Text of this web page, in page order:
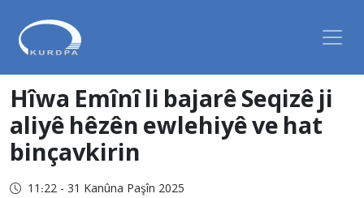
Hîwa Emînî li bajarê Seqizê ji
aliyê hêzên ewlehiyê ve hat
binçavkirin
11:22 - 31 Kanûna Paşîn 2025